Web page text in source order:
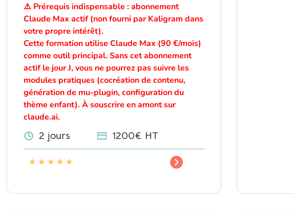
⚠️ Prérequis indispensable : abonnement
Claude Max actif (non fourni par Kaligram dans
votre propre intérêt).
Cette formation utilise Claude Max (90 €/mois)
comme outil principal. Sans cet abonnement
actif le jour J, vous ne pourrez pas suivre les
modules pratiques (cocréation de contenu,
génération de mu-plugin, configuration du
thème enfant). À souscrire en amont sur
claude.ai.
2 jours 1200€ HT
★ ★ ★ ★ ★